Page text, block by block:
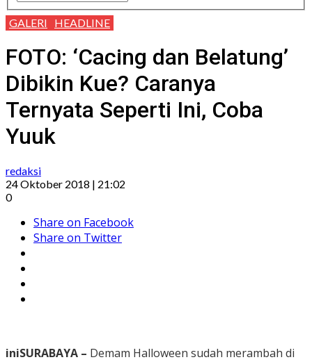
GALERI HEADLINE
FOTO: ‘Cacing dan Belatung’
Dibikin Kue? Caranya
Ternyata Seperti Ini, Coba
Yuuk
redaksi
24 Oktober 2018 | 21:02
0
Share on Facebook
Share on Twitter
iniSURABAYA – Demam Halloween sudah merambah di